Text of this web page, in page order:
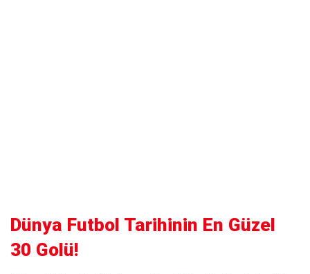
Dünya Futbol Tarihinin En Güzel
30 Golü!